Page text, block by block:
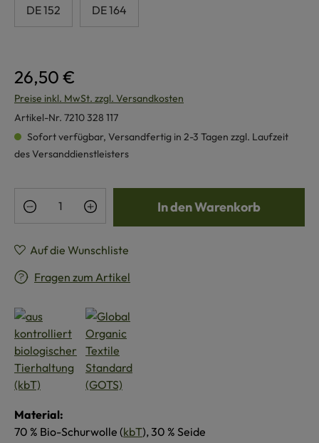
DE 152 DE 164
26,50 €
Preise inkl. MwSt. zzgl. Versandkosten
Artikel-Nr. 7210 328 117
Sofort verfügbar, Versandfertig in 2-3 Tagen zzgl. Laufzeit
des Versanddienstleisters
Produkt Anzahl: Gib den gewünschten
In den Warenkorb
Auf die Wunschliste
Fragen zum Artikel
Material:
70 % Bio-Schurwolle (kbT), 30 % Seide